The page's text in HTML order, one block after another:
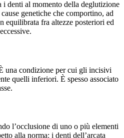
i denti al momento della deglutizione
genetiche che comportino, ad
equilibrata fra altezze posteriori ed
una condizione per cui gli incisivi
quelli inferiori. È spesso associato
l’occlusione di uno o più elementi
alla norma: i denti dell’arcata